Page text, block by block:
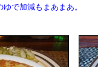
で加減もまあまあ。